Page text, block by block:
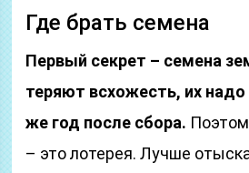
Где брать семена
Первый секрет – семена
теряют всхожесть, их надо
же год после сбора.
– это лотерея. Лучше